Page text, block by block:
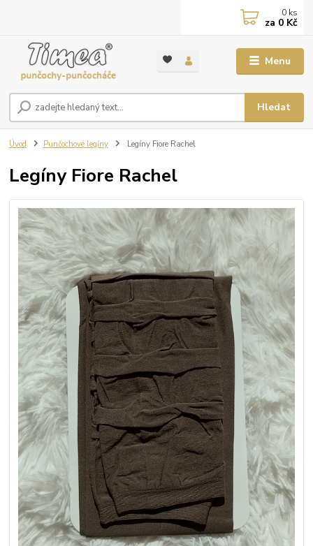
Menu
Hledat
0 ks
za 0 Kč
Úvod Punčochové legíny Legíny Fiore Rachel
Legíny Fiore Rachel